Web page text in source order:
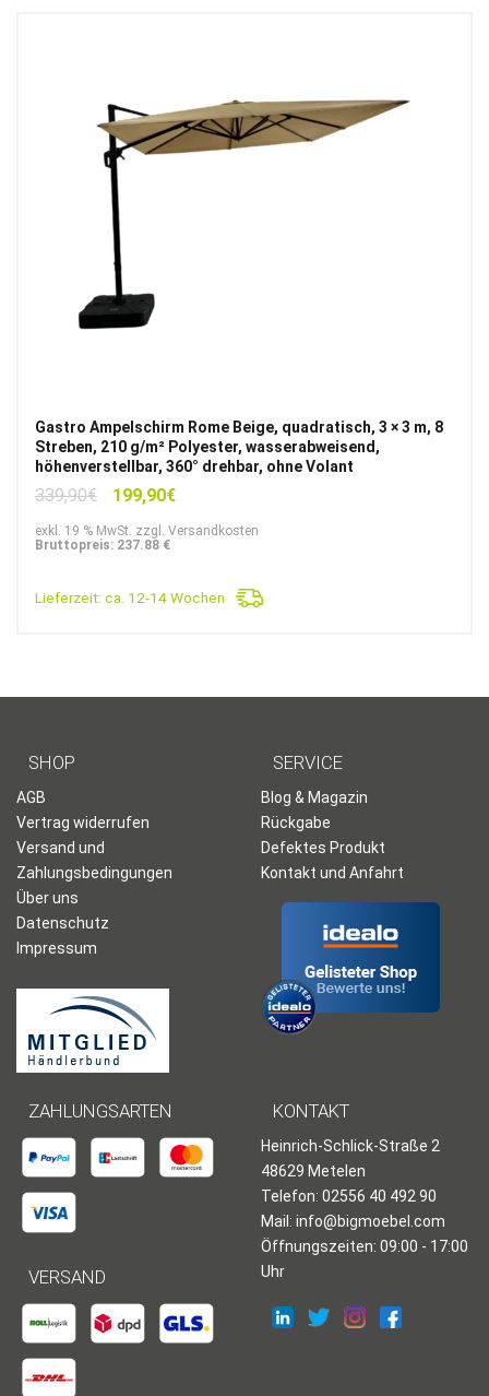
Gastro Ampelschirm Rome Beige, quadratisch, 3 × 3 m, 8
Streben, 210 g/m² Polyester, wasserabweisend,
höhenverstellbar, 360° drehbar, ohne Volant
339,90€
Ursprünglicher
war:
199,90€Aktueller
ist:
exkl. 19 % MwSt. zzgl. Versandkosten
Bruttopreis: 237.88 €
Lieferzeit: ca. 12-14 Wochen
SHOP
AGB
Vertrag widerrufen
Versand und
Zahlungsbedingungen
Über uns
Datenschutz
Impressum
SERVICE
Blog & Magazin
Rückgabe
Defektes Produkt
Kontakt und Anfahrt
ZAHLUNGSARTEN
VERSAND
KONTAKT
Heinrich-Schlick-Straße 2
48629 Metelen
Telefon: 02556 40 492 90
Mail: info@bigmoebel.com
Öffnungszeiten: 09:00 - 17:00
Uhr